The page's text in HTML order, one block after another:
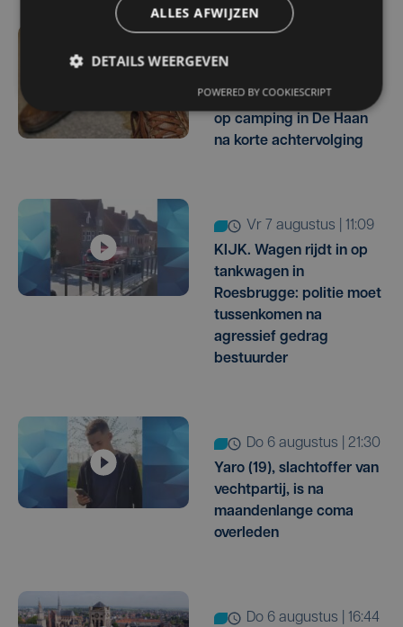
Nederlander opgepakt
op camping in De Haan
na korte achtervolging
vr 7 augustus | 11:09
KIJK. Wagen rijdt in op
tankwagen in
Roesbrugge: politie moet
tussenkomen na
agressief gedrag
bestuurder
do 6 augustus | 21:30
Yaro (19), slachtoffer van
vechtpartij, is na
maandenlange coma
overleden
do 6 augustus | 16:44
ALLES AFWIJZEN
DETAILS WEERGEVEN
POWERED BY COOKIESCRIPT